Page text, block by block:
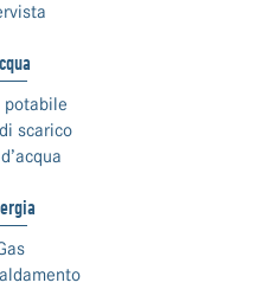
potabile
scarico